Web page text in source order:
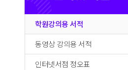
학원강의용 서적
동영상 강의용 서적
인터넷서점 정오표